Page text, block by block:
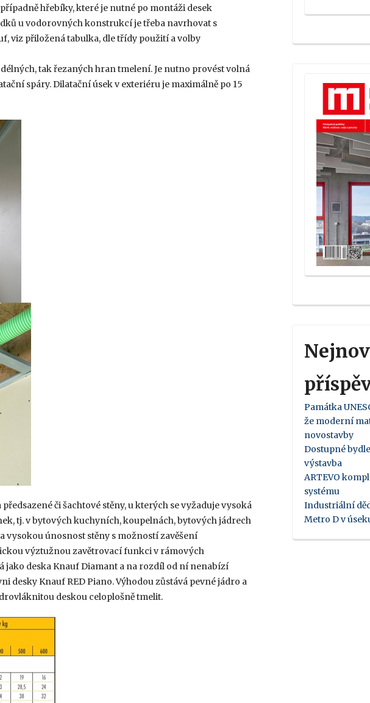
hřebíky, které je nutné po montáži desek
u vodorovných konstrukcí je třeba navrhovat s
viz přiložená tabulka, dle třídy použití a volby
tak řezaných hran tmelení. Je nutno provést volná
spáry. Dilatační úsek v exteriéru je maximálně po 15
či šachtové stěny, u kterých se vyžaduje vysoká
tj. v bytových kuchyních, koupelnách, bytových jádrech
vysokou únosnost stěny s možností zavěšení
výztužnou zavětrovací funkci v rámových
jako deska Knauf Diamant a na rozdíl od ní nenabízí
desky Knauf RED Piano. Výhodou zůstává pevné jádro a
deskou celoplošně tmelit.
Památka
že moderní
novostavby
Dostupné
výstavba
ARTEVO
systému
Industriální
Metro D v